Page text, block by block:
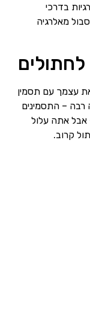
בדרכי
מאלרגיה
עצמך עם תסמין
– התסמינים
– אבל אתה עלול
קרוב.